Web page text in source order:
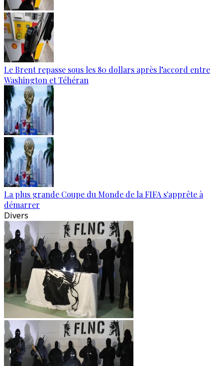
Le Brent repasse sous les 80 dollars après l’accord entre
Washington et Téhéran
La plus grande Coupe du Monde de la FIFA s'apprête à
démarrer
Divers